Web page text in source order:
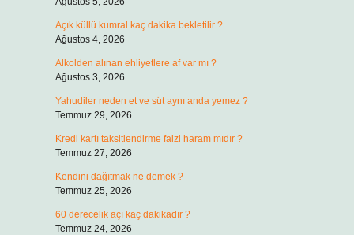
Açık küllü kumral kaç dakika bekletilir ?
Ağustos 4, 2026
Alkolden alınan ehliyetlere af var mı ?
Ağustos 3, 2026
Yahudiler neden et ve süt aynı anda yemez ?
Temmuz 29, 2026
Kredi kartı taksitlendirme faizi haram mıdır ?
Temmuz 27, 2026
Kendini dağıtmak ne demek ?
Temmuz 25, 2026
60 derecelik açı kaç dakikadır ?
Temmuz 24, 2026